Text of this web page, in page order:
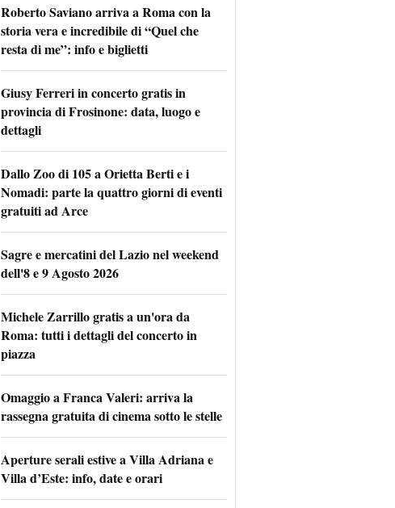
Roberto Saviano arriva a Roma con la
storia vera e incredibile di “Quel che
resta di me”: info e biglietti
Giusy Ferreri in concerto gratis in
provincia di Frosinone: data, luogo e
dettagli
Dallo Zoo di 105 a Orietta Berti e i
Nomadi: parte la quattro giorni di eventi
gratuiti ad Arce
Sagre e mercatini del Lazio nel weekend
dell'8 e 9 Agosto 2026
Michele Zarrillo gratis a un'ora da
Roma: tutti i dettagli del concerto in
piazza
Omaggio a Franca Valeri: arriva la
rassegna gratuita di cinema sotto le stelle
Aperture serali estive a Villa Adriana e
Villa d’Este: info, date e orari